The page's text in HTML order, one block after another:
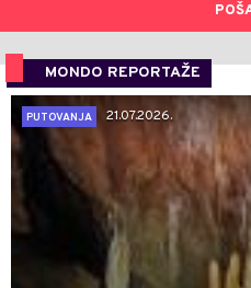
MONDO REPORTAŽE
PUTOVANJA
21.07.2026.